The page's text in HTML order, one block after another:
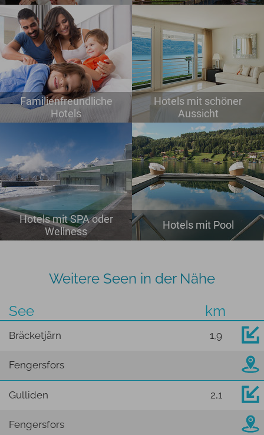
Familienfreundliche
Hotels
Hotels mit schöner
Aussicht
Hotels mit SPA oder
Wellness
Hotels mit Pool
Weitere Seen in der Nähe
See
km
Bräcketjärn 1,9
Fengersfors
Gulliden 2,1
Fengersfors